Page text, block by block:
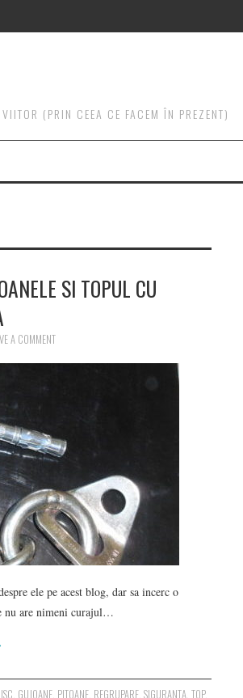
(PRIN CEEA CE FACEM ÎN PREZENT)
SI TOPUL CU
A COMMENT
ele pe acest blog, dar sa incerc o
nu are nimeni curajul…
GUJOANE PITOANE REGRUPARE ,SIGURANTA ,TOP,